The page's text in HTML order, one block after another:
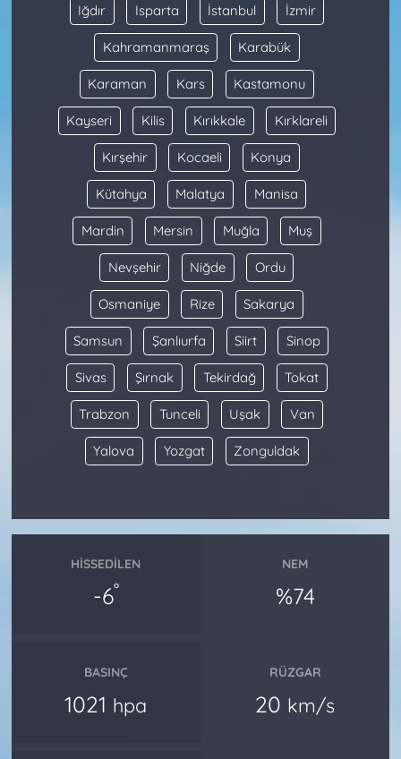
Iğdır Isparta İstanbul İzmir
Kahramanmaraş Karabük
Karaman Kars Kastamonu
Kayseri Kilis Kırıkkale Kırklareli
Kırşehir Kocaeli Konya
Kütahya Malatya Manisa
Mardin Mersin Muğla Muş
Nevşehir Niğde Ordu
Osmaniye Rize Sakarya
Samsun Şanlıurfa Siirt Sinop
Sivas Şırnak Tekirdağ Tokat
Trabzon Tunceli Uşak Van
Yalova Yozgat Zonguldak
HISSEDILEN
-6°
NEM
%74
BASINÇ
1021 hpa
RÜZGAR
20 km/s